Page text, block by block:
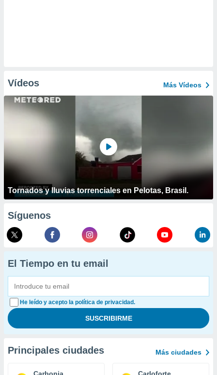
Vídeos Más Vídeos
Tornados y lluvias torrenciales en Pelotas, Brasil.
Síguenos
El Tiempo en tu email
He leído y acepto la política de privacidad.
Principales ciudades Más ciudades